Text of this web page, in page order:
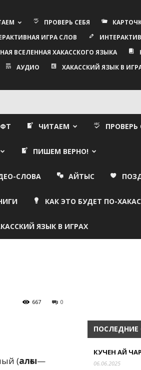
ПРОВЕРЬ СЕБЯ
ИГРА СЛОВ
ВСЕЛЕННАЯ ХАКАССКОГО ЯЗЫКА
АУДИО ХАКАССКИЙ ЯЗЫК В
ЧИТАЕМ ПРОВЕРЬ
ПИШЕМ ВЕРНО!
СЛОВА АЙТЫС
КАК ЭТО БУДЕТ ПО-
ЯЗЫК В ИГРАХ
0
667
(алғы—
КУЧЕН АЙ
06.06.2025